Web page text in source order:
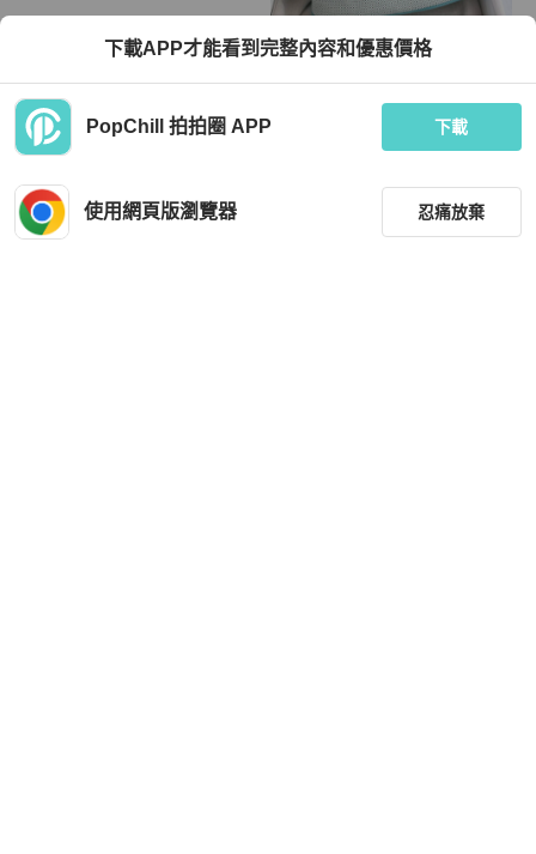
HANEL香奈兒真品＊酒紅色珠光羊皮
拼接牛皮金釦斜背包 手提書包
TWD 98,000
現折 2,000
狀況良好
Hermès
TWD 26,254
香港 免運
下載APP才能看到完整內容和優惠價格
PopChill 拍拍圈 APP 下載
使用網頁版瀏覽器 忍痛放棄